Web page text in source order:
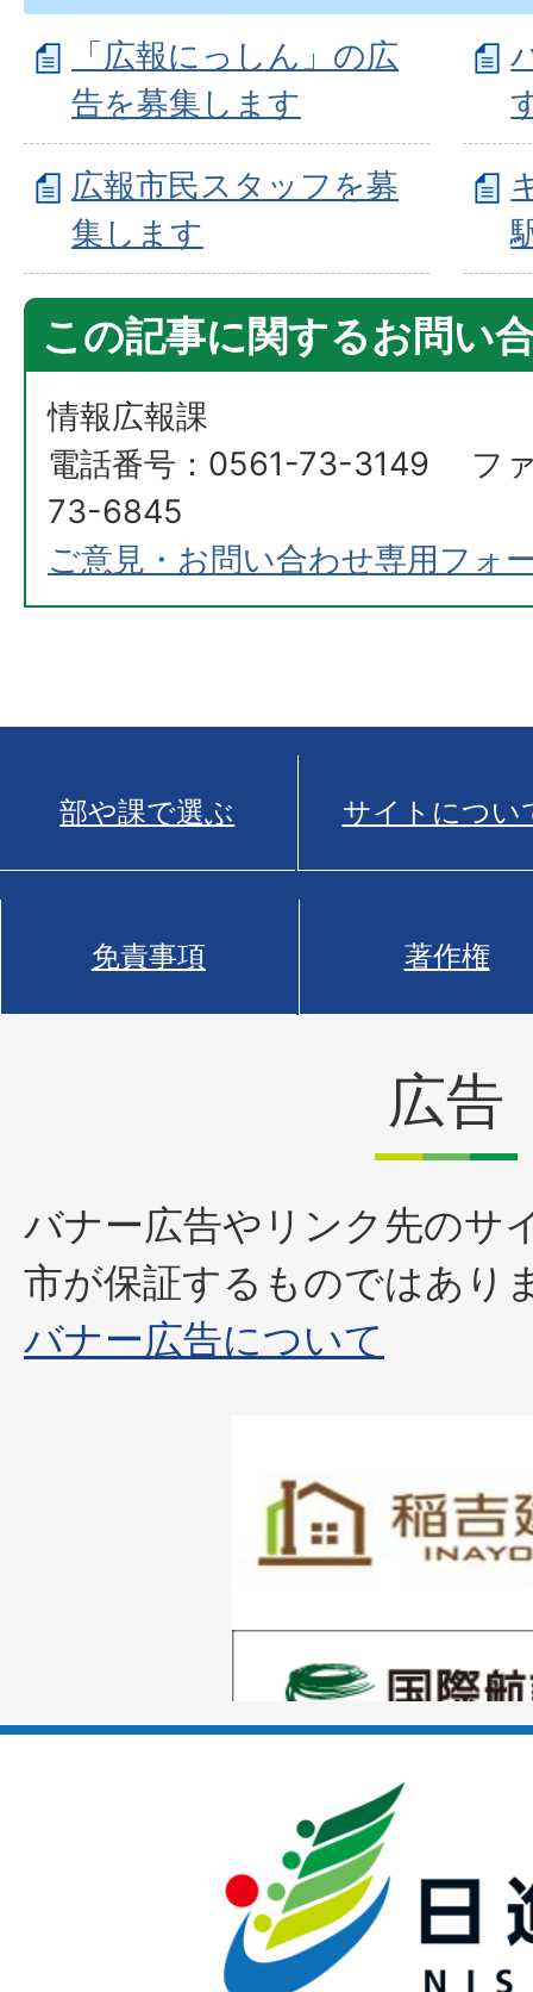
「広報にっしん」の広
告を募集します
広報市民スタッフを募
集します
この記事に関するお問い
情報広報課
電話番号：0561-73-3149 フ
73-6845
ご意見・お問い合わせ専用フォ
部や課で選ぶ サイトについ
免責事項 著作権
広告
バナー広告やリンク先のサ
市が保証するものではあり
バナー広告について
枚
目
ラ
枚
ス
ラ
1
枚